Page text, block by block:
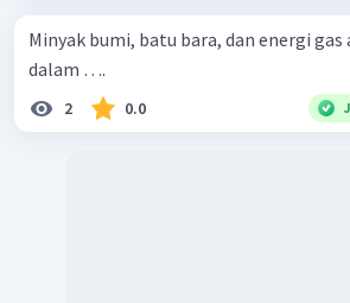
Minyak bumi, batu bara, dan energi
dalam ….
2 0.0